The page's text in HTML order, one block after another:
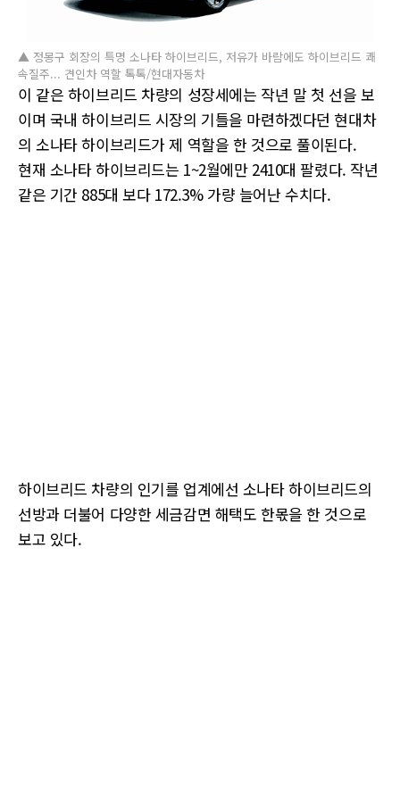
▲ 정몽구 회장의 특명 소나타 하이브리드, 저유가 바람에도 하이브리드 쾌
속질주... 견인차 역할 톡톡/현대자동차
이 같은 하이브리드 차량의 성장세에는 작년 말 첫 선을 보
이며 국내 하이브리드 시장의 기틀을 마련하겠다던 현대차
의 소나타 하이브리드가 제 역할을 한 것으로 풀이된다.
현재 소나타 하이브리드는 1~2월에만 2410대 팔렸다. 작년
같은 기간 885대 보다 172.3% 가량 늘어난 수치다.
하이브리드 차량의 인기를 업계에선 소나타 하이브리드의
선방과 더불어 다양한 세금감면 해택도 한몫을 한 것으로
보고 있다.